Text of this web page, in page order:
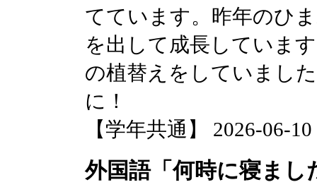
てています。昨年のひ
を出して成長していま
の植替えをしていまし
に！
【学年共通】 2026-06-
外国語「何時に寝まし